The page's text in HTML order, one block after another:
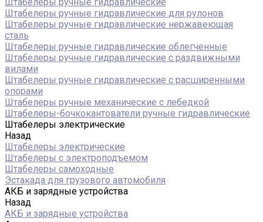
Штабелеры ручные гидравлические для рулонов
Штабелеры ручные гидравлические нержавеющая
сталь
Штабелеры ручные гидравлические облегченные
Штабелеры ручные гидравлические с раздвижными
вилами
Штабелеры ручные гидравлические с расширенными
опорами
Штабелеры ручные механические с лебедкой
Штабелеры-бочкокантователи ручные гидравлические
Штабелеры электрические
Назад
Штабелеры электрические
Штабелеры с электроподъемом
Штабелеры самоходные
Эстакада для грузового автомобиля
АКБ и зарядные устройства
Назад
АКБ и зарядные устройства